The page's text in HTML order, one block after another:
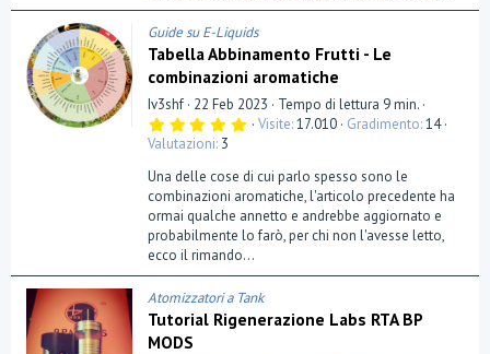
Guide su E-Liquids
Tabella Abbinamento Frutti - Le
combinazioni aromatiche
Iv3shf 22 Feb 2023
Tempo di lettura 9 min.
5
0
s
t
e
l
l
(
e
)
Visite 17.010 Gradimento 14
Valutazioni 3
Una delle cose di cui parlo spesso sono le
combinazioni aromatiche, l'articolo precedente ha
ormai qualche annetto e andrebbe aggiornato e
probabilmente lo farò, per chi non l'avesse letto,
ecco il rimando...
Atomizzatori a Tank
Tutorial Rigenerazione Labs RTA BP
MODS